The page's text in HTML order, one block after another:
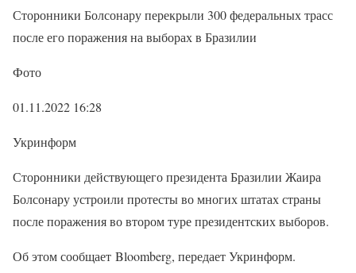
Сторонники Болсонару перекрыли 300 федеральных трасс
после его поражения на выборах в Бразилии
Фото
01.11.2022 16:28
Укринформ
Сторонники действующего президента Бразилии Жаира
Болсонару устроили протесты во многих штатах страны
после поражения во втором туре президентских выборов.
Об этом сообщает Bloomberg, передает Укринформ.